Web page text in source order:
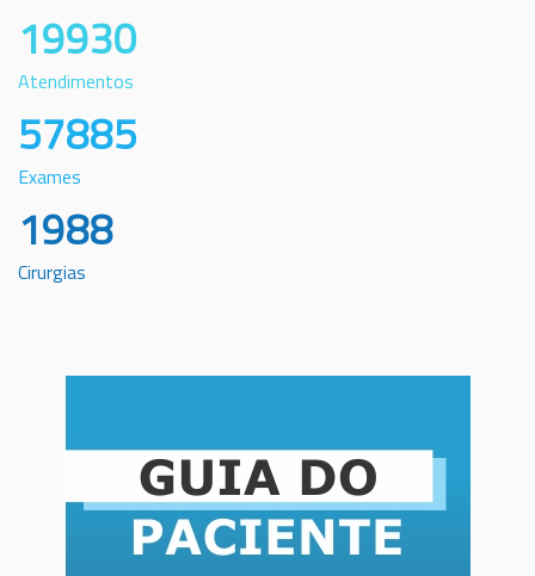
19930
Atendimentos
57885
Exames
1988
Cirurgias